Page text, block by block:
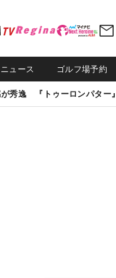
ュース ゴルフ場予約
秀逸 『トゥーロンパター』